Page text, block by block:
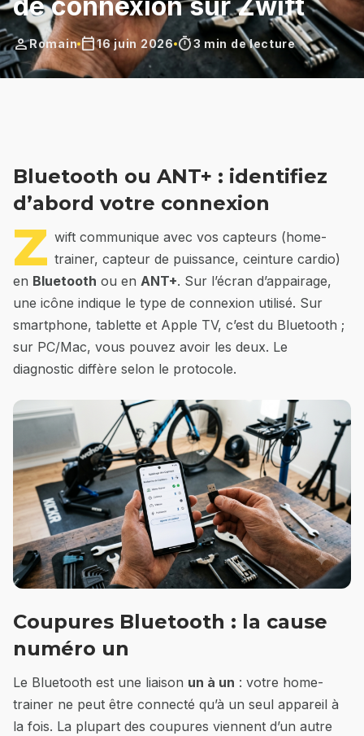
personRomain calendar_today16 juin 2026 timer3 min de lecture
Bluetooth ou ANT+ : identifiez
d’abord votre connexion
Z wift communique avec vos capteurs (home-
trainer, capteur de puissance, ceinture cardio)
en Bluetooth ou en ANT+. Sur l’écran d’appairage,
une icône indique le type de connexion utilisé. Sur
smartphone, tablette et Apple TV, c’est du Bluetooth ;
sur PC/Mac, vous pouvez avoir les deux. Le
diagnostic diffère selon le protocole.
Coupures Bluetooth : la cause
numéro un
Le Bluetooth est une liaison un à un : votre home-
trainer ne peut être connecté qu’à un seul appareil à
la fois. La plupart des coupures viennent d’un autre